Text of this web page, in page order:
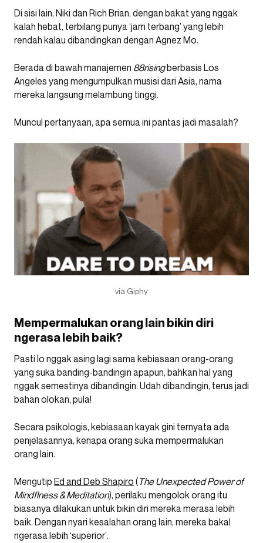
Di sisi lain, Niki dan Rich Brian, dengan bakat yang nggak
kalah hebat, terbilang punya ‘jam terbang’ yang lebih
rendah kalau dibandingkan dengan Agnez Mo.
Berada di bawah manajemen 88risingberbasis Los
Angeles yang mengumpulkan musisi dari Asia, nama
mereka langsung melambung tinggi.
Muncul pertanyaan, apa semua ini pantas jadi masalah?
via Giphy
Mempermalukan orang lain bikin diri
ngerasa lebih baik?
Pasti lo nggak asing lagi sama kebiasaan orang-orang
yang suka banding-bandingin apapun, bahkan hal yang
nggak semestinya dibandingin. Udah dibandingin, terus jadi
bahan olokan, pula!
Secara psikologis, kebiasaan kayak gini ternyata ada
penjelasannya, kenapa orang suka mempermalukan
orang lain.
Mengutip Ed and Deb Shapiro (The Unexpected Power of
Mindflness & Meditation), perilaku mengolok orang itu
biasanya dilakukan untuk bikin diri mereka merasa lebih
baik. Dengan nyari kesalahan orang lain, mereka bakal
ngerasa lebih ‘superior’.